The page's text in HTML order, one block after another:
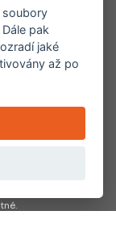
roku
ordinace
– 2017/2019
s.r.o.
– Chodov
či jeho částí
soubory
pak
jaké
až po